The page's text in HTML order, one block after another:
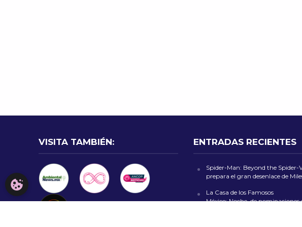
VISITA TAMBIÉN: ENTRADAS RECIENTES
Spider-Man: Beyond the Spider-
prepara el gran desenlace de
La Casa de los Famosos
México: Noche de nominaciones
CONFIGURACIÓN DE COOKIES